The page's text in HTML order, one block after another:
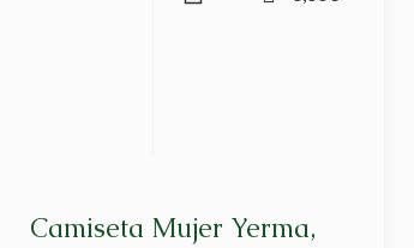
Camiseta Mujer Yerma,